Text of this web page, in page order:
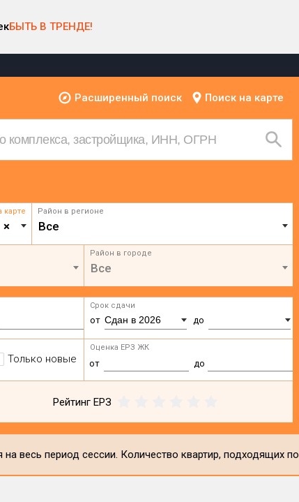
БЫТЬ В ТРЕНДЕ!
Расширенный поиск Поиск на карте
карте
×
Район в регионе
Все
Район в городе
Все
Срок сдачи
от Сдан в 2026 до
Только новые
Оценка ЕРЗ ЖК
от до
Рейтинг ЕРЗ
весь период сессии. Количество квартир, подходящих